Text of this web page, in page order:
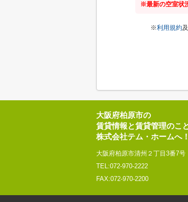
※最新の空室状
※利用規約
大阪府柏原市の
賃貸情報と賃貸管理のこ
株式会社テム・ホームへ！
大阪府柏原市清州２丁目3番7号
TEL:072-970-2222
FAX:072-970-2200